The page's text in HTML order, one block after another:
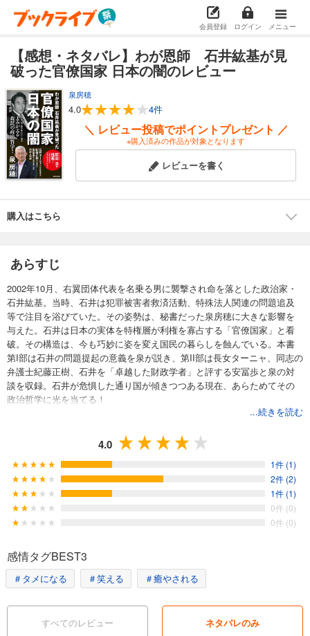
会員登録 ログイン メニュー
【感想・ネタバレ】わが恩師 石井紘基が見
破った官僚国家 日本の闇のレビュー
泉房穂
4.0 4件
＼ レビュー投稿でポイントプレゼント ／
※購入済みの作品が対象となります
レビューを書く
購入はこちら
あらすじ
2002年10月、右翼団体代表を名乗る男に襲撃され命を落とした政治家・
石井紘基。当時、石井は犯罪被害者救済活動、特殊法人関連の問題追及
等で注目を浴びていた。その姿勢は、秘書だった泉房穂に大きな影響を
与えた。石井は日本の実体を特権層が利権を寡占する「官僚国家」と看
破。その構造は、今も巧妙に姿を変え国民の暮らしを蝕んでいる。本書
第I部は石井の問題提起の意義を泉が説き、第II部は長女ターニャ、同志の
弁護士紀藤正樹、石井を「卓越した財政学者」と評する安冨歩と泉の対
談を収録。石井が危惧した通り国が傾きつつある現在、あらためてその
政治哲学に光を当てる！
...続きを読む
4.0
1件 (1)
2件 (2)
1件 (1)
0件 (0)
0件 (0)
感情タグBEST3
＃タメになる ＃笑える ＃癒やされる
すべてのレビュー ネタバレのみ